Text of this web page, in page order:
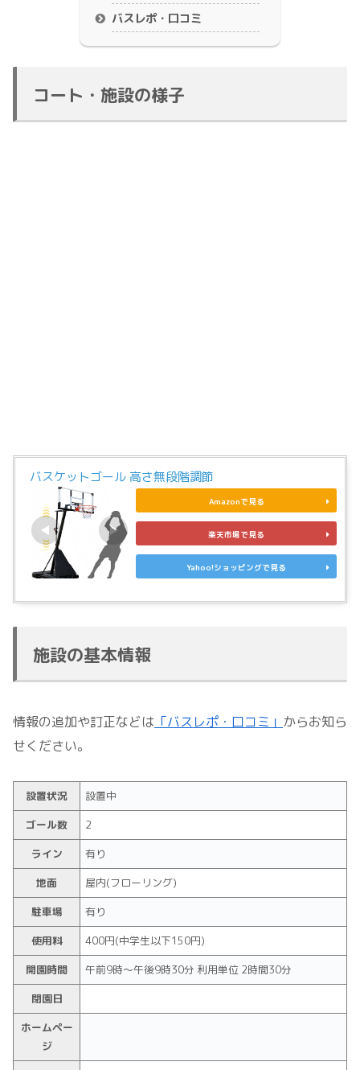
バスレポ・口コミ
コート・施設の様子
バスケットゴール 高さ無段階調節
Amazonで見る
楽天市場で見る
Yahoo!ショッピングで見る
施設の基本情報
情報の追加や訂正などは 「バスレポ・口コミ」 からお知ら
せください。
設置状況
設置中
ゴール数
2
ライン
有り
地面
屋内(フローリング)
駐車場
有り
使用料
400円(中学生以下150円)
開園時間
午前9時～午後9時30分 利用単位 2時間30分
閉園日
ホームペー
ジ